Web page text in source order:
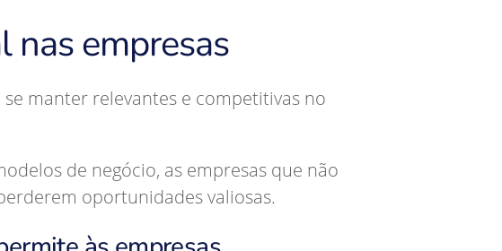
nas empresas
manter relevantes e competitivas no
de negócio, as empresas que não
oportunidades valiosas.